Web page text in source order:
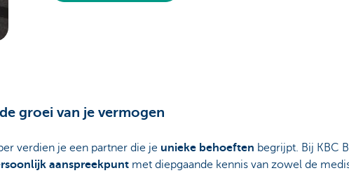
groei van je vermogen
verdien je een partner die je unieke behoeften begrijpt. Bij KBC
aanspreekpunt met diepgaande kennis van zowel de